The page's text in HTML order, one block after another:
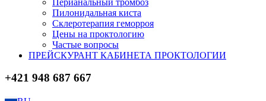
Пилонидальная киста
Склеротерапия геморроя
Цены на проктологию
Частые вопросы
ПРЕЙСКУРАНТ КАБИНЕТА ПРОКТОЛОГИИ
+421 948 687 667